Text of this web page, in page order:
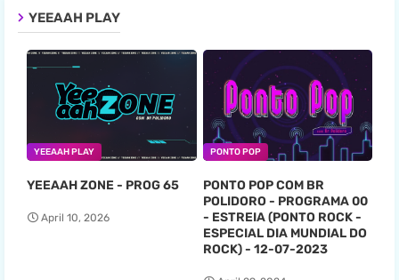
YEEAAH PLAY
YEEAAH PLAY
YEEAAH ZONE - PROG 65
April 10, 2026
PONTO POP
PONTO POP COM BR
POLIDORO - PROGRAMA 00
- ESTREIA (PONTO ROCK -
ESPECIAL DIA MUNDIAL DO
ROCK) - 12-07-2023